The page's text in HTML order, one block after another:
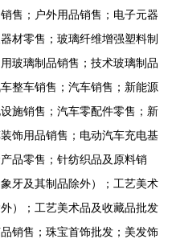
售；户外用品销售；电子元器
材零售；玻璃纤维增强塑料制
玻璃制品销售；技术玻璃制品
整车销售；汽车销售；新能源
施销售；汽车零配件零售；新
饰用品销售；电动汽车充电基
品零售；针纺织品及原料销
牙及其制品除外）；工艺美术
）；工艺美术品及收藏品批发
销售；珠宝首饰批发；美发饰